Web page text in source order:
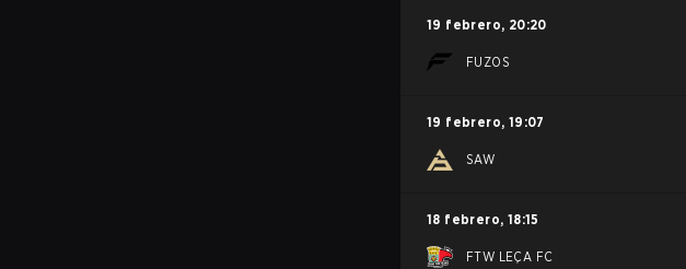
19 febrero, 20:20
FUZOS
19 febrero, 19:07
SAW
18 febrero, 18:15
FTW LEÇA FC